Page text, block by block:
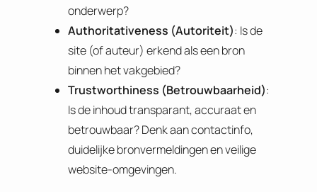
onderwerp?
Authoritativeness (Autoriteit): Is de
site (of auteur) erkend als een bron
binnen het vakgebied?
Trustworthiness (Betrouwbaarheid):
Is de inhoud transparant, accuraat en
betrouwbaar? Denk aan contactinfo,
duidelijke bronvermeldingen en veilige
website-omgevingen.